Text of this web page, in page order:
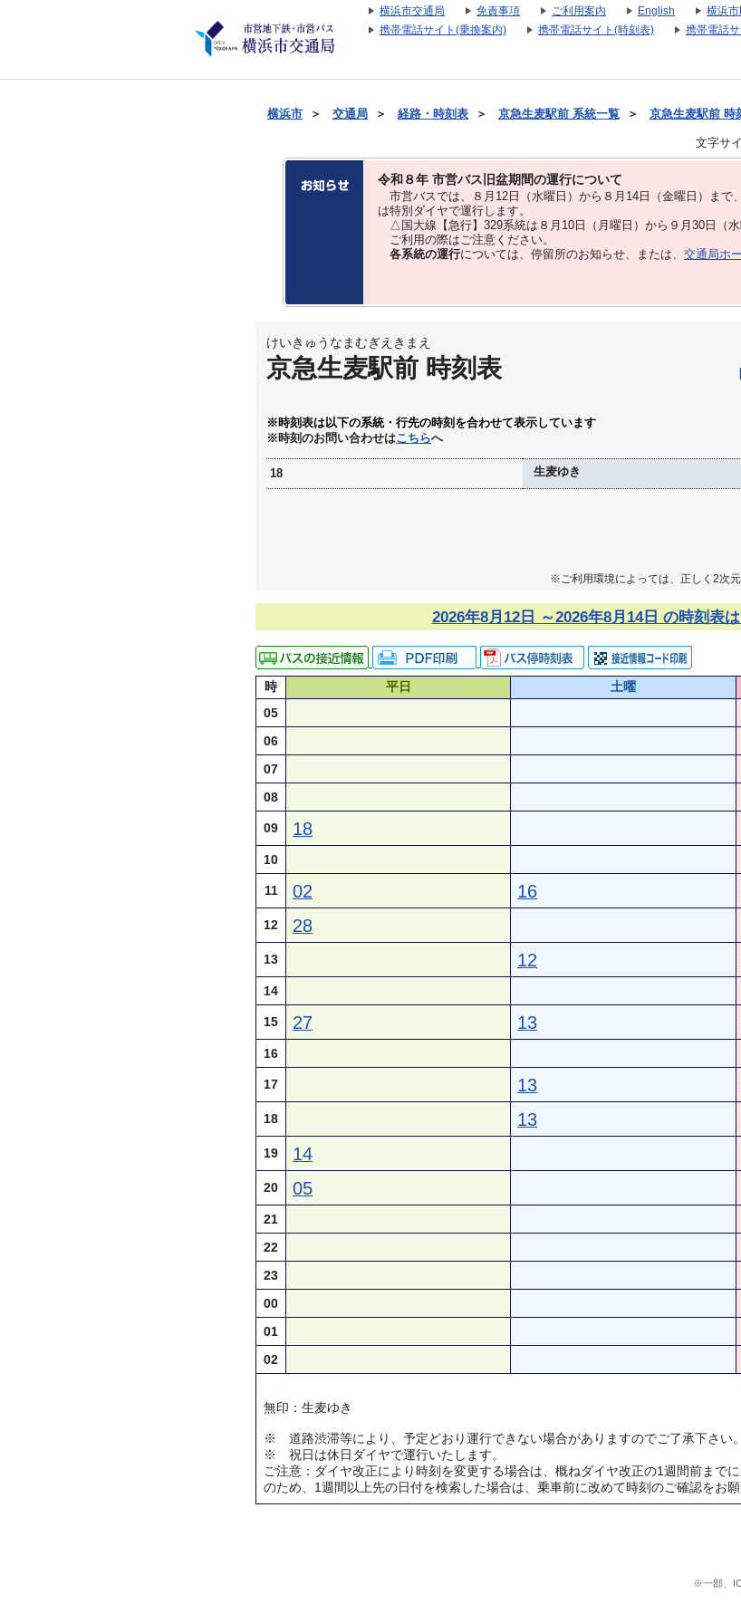
横浜市交通局 免責事項 ご利用案内 English 横浜
携帯電話サイト(乗換案内)
携帯電話サイト(時刻表) 携帯電話
横浜市 ＞ 交通局 ＞ 経路・時刻表 ＞ 京急生麦駅前 系統一覧 ＞ 京急生麦駅前 時
文字サ
令和８年 市営バス旧盆期間の運行について
市営バスでは、８⽉12⽇（水曜日）から８⽉14⽇（金曜日）まで
は特別ダイヤで運⾏します。
△国大線【急行】329系統は８月10日（月曜日）から９月30日（水
ご利用の際はご注意ください。
各系統の運行については、停留所のお知らせ、または、 交通局ホ
けいきゅうなまむぎえきまえ
京急生麦駅前 時刻表
※時刻表は以下の系統・行先の時刻を合わせて表示しています
※時刻のお問い合わせはこちらへ
18 生麦ゆき
※ご利用環境によっては、正しく2次
2026年8月12日 ～2026年8月14日 の時刻表
時 平日 土曜
05
06
07
08
09 18
10
11 02 16
12 28
13 12
14
15 27 13
16
17 13
18 13
19 14
20 05
21
22
23
00
01
02
無印：生麦ゆき
※ 道路渋滞等により、予定どおり運行できない場合がありますのでご了承下さい。
※ 祝日は休日ダイヤで運行いたします。
ご注意：ダイヤ改正により時刻を変更する場合は、概ねダイヤ改正の1週間前まで
のため、1週間以上先の日付を検索した場合は、乗車前に改めて時刻のご確認をお願
※一部、